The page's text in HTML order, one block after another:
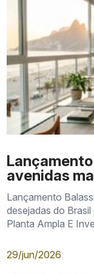
avenidas
Lançamento
desejadas do
Planta Ampla E
29/jun/2026